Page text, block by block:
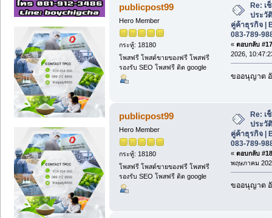
publicpost99
Hero Member
กระทู้: 18180
โพสฟรี โพสต์ขายของฟรี โพสฟรี
รองรับ SEO โพสฟรี ติด google
Re: เ
ประวั
คู่ค้าธุรกิจ |
083-789-
« ตอบกลับ
2026,
ขออนุญาต
publicpost99
Hero Member
กระทู้: 18180
โพสฟรี โพสต์ขายของฟรี โพสฟรี
รองรับ SEO โพสฟรี ติด google
Re: เ
ประวั
คู่ค้าธุรกิจ |
083-789-
« ตอบกลับ
พฤษภาคม
ขออนุญาต